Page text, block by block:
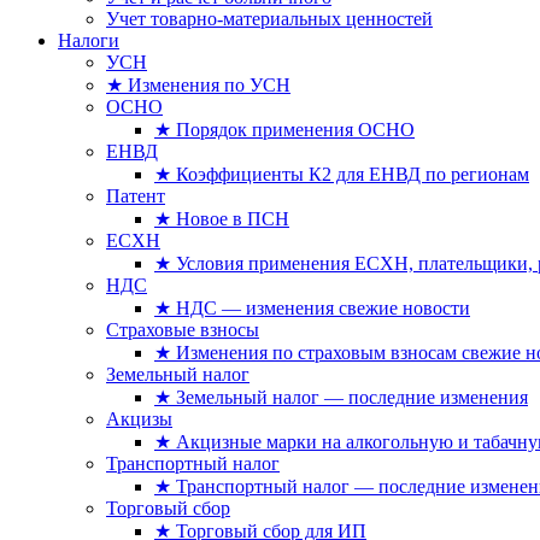
Учет товарно-материальных ценностей
Налоги
УСН
★ Изменения по УСН
ОСНО
★ Порядок применения ОСНО
ЕНВД
★ Коэффициенты К2 для ЕНВД по регионам
Патент
★ Новое в ПСН
ЕСХН
★ Условия применения ЕСХН, плательщики,
НДС
★ НДС — изменения свежие новости
Страховые взносы
★ Изменения по страховым взносам свежие
Земельный налог
★ Земельный налог — последние изменения
Акцизы
★ Акцизные марки на алкогольную и
Транспортный налог
★ Транспортный налог — последние
Торговый сбор
★ Торговый сбор для ИП